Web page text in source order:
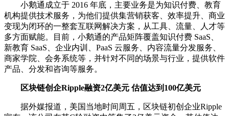
小鹅通成立于 2016 年底，主要业务是为知识付费、教育
机构提供技术服务，为他们提供集营销获客、效率提升、商业
变现为闭环的一整套互联网解决方案，从工具、流量、人才等
多方面赋能。目前，小鹅通的产品矩阵覆盖知识付费 SaaS、
新教育 SaaS、企业内训、PaaS 云服务、内容流量分发服务、
商家学院、会务系统等，并针对不同的场景与行业，提供软件
产品、分发和咨询等服务。
区块链创企Ripple融资2亿美元 估值达到100亿美元
据外媒报道，美国当地时间周五，区块链初创企业Ripple